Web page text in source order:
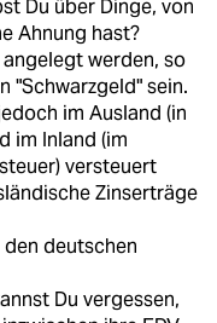
Du über Dinge, von
Ahnung hast?
werden, so
"Schwarzgeld" sein.
im Ausland (in
im Inland (im
versteuert
Zinserträge
deutschen
Du vergessen,